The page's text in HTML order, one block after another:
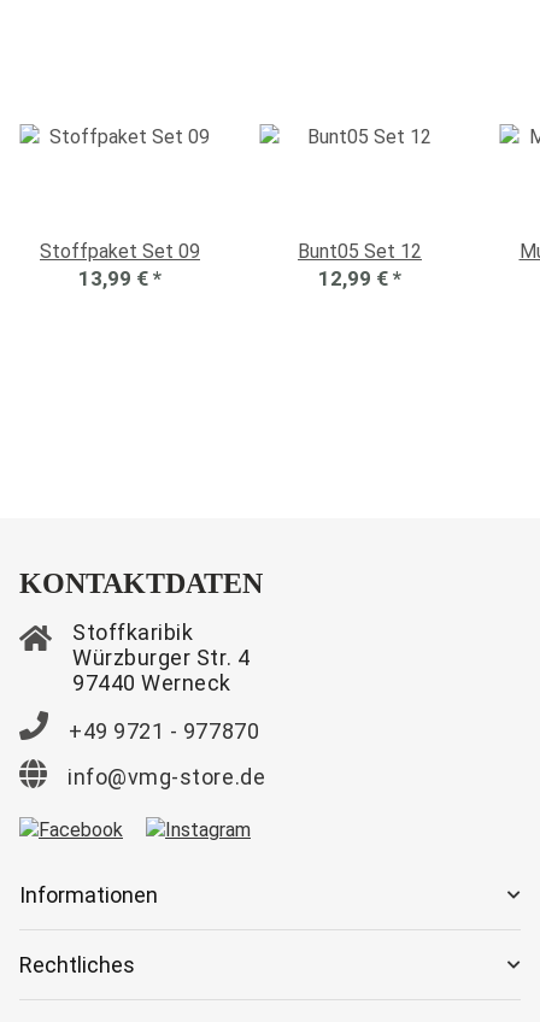
Stoffpaket Set 09
13,99 € *
Bunt05 Set 12
12,99 € *
KONTAKTDATEN
Stoffkaribik
Würzburger Str. 4
97440 Werneck
+49 9721 - 977870
info@vmg-store.de
Informationen
Rechtliches